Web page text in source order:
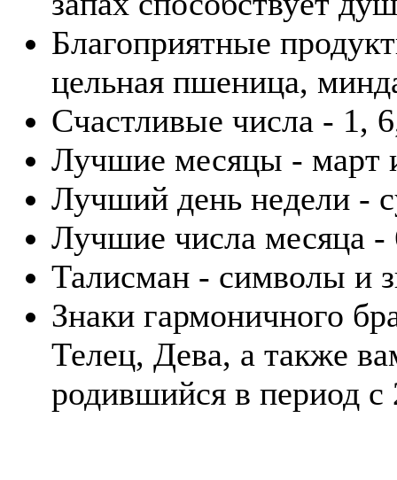
Благоприятные
цельная пшеница,
Счастливые числа - 1,
Лучшие месяцы - март
Лучший день недели -
Лучшие числа месяца -
Талисман - символы и
Знаки гармоничного
Телец, Дева, а также
родившийся в период